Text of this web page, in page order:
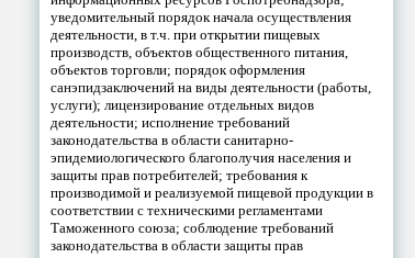
уведомительный порядок начала осуществления
деятельности, в т.ч. при открытии пищевых
производств, объектов общественного питания,
объектов торговли; порядок оформления
санэпидзаключений на виды деятельности (работы,
услуги); лицензирование отдельных видов
деятельности; исполнение требований
законодательства в области санитарно-
эпидемиологического благополучия населения и
защиты прав потребителей; требования к
производимой и реализуемой пищевой продукции в
соответствии с техническими регламентами
Таможенного союза; соблюдение требований
законодательства в области защиты прав